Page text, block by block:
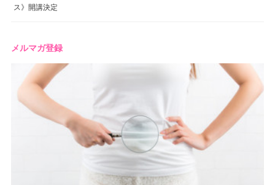
ス》開講決定
メルマガ登録